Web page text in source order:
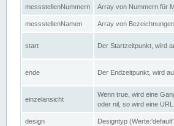
messstellenNummern Array von Nummern für
messstellenNamen Array von
start Der Startzeitpunkt, wird
ende Der Endzeitpunkt, wird
einzelansicht
Wenn true, wird eine
oder nil, so wird eine
design Designtyp